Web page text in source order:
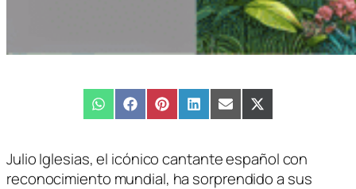
Compartir
en
WhatsAppCompartir
en
FacebookCompartir
en
PinterestCompartir
en
LinkedInCompartir
en
EmailCompartir
en
X
(Twitter)
Julio Iglesias, el icónico cantante español con
reconocimiento mundial, ha sorprendido a sus